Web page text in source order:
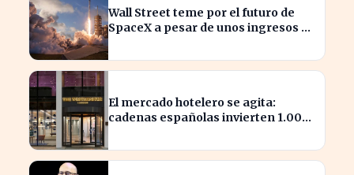
Wall Street teme por el futuro de
SpaceX a pesar de unos ingresos de
El mercado hotelero se agita:
cadenas españolas invierten 1.000